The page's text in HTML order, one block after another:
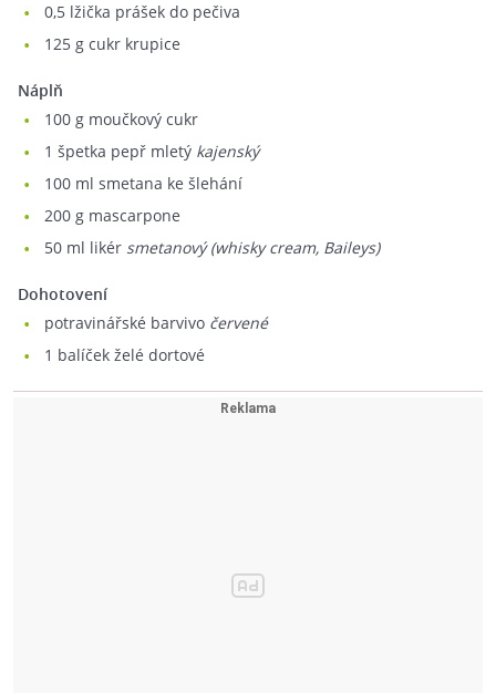
0,5 lžička prášek do pečiva
125 g cukr krupice
Náplň
100 g moučkový cukr
1 špetka pepř mletý kajenský
100 ml smetana ke šlehání
200 g mascarpone
50 ml likér smetanový (whisky cream, Baileys)
Dohotovení
potravinářské barvivo červené
1 balíček želé dortové